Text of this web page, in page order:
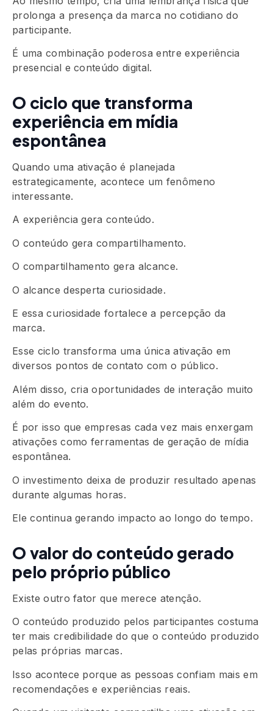
prolonga a presença da marca no cotidiano do
participante.
É uma combinação poderosa entre experiência
presencial e conteúdo digital.
O ciclo que transforma
experiência em mídia
espontânea
Quando uma ativação é planejada
estrategicamente, acontece um fenômeno
interessante.
A experiência gera conteúdo.
O conteúdo gera compartilhamento.
O compartilhamento gera alcance.
O alcance desperta curiosidade.
E essa curiosidade fortalece a percepção da
marca.
Esse ciclo transforma uma única ativação em
diversos pontos de contato com o público.
Além disso, cria oportunidades de interação muito
além do evento.
É por isso que empresas cada vez mais enxergam
ativações como ferramentas de geração de mídia
espontânea.
O investimento deixa de produzir resultado apenas
durante algumas horas.
Ele continua gerando impacto ao longo do tempo.
O valor do conteúdo gerado
pelo próprio público
Existe outro fator que merece atenção.
O conteúdo produzido pelos participantes costuma
ter mais credibilidade do que o conteúdo produzido
pelas próprias marcas.
Isso acontece porque as pessoas confiam mais em
recomendações e experiências reais.